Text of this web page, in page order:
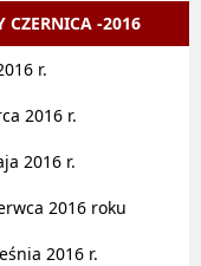
CZERNICA -2016
r.
2016 r.
2016 r.
2016 roku
2016 r.